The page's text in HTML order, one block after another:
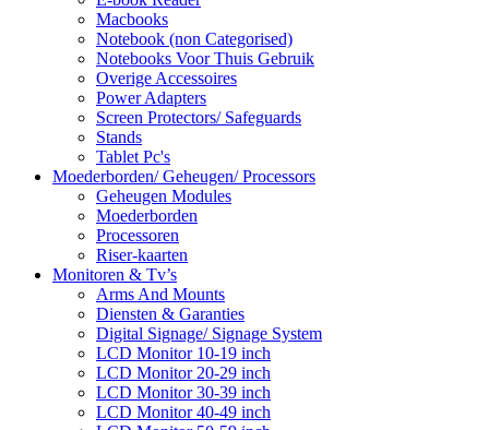
Macbooks
Notebook (non Categorised)
Notebooks Voor Thuis Gebruik
Overige Accessoires
Power Adapters
Screen Protectors/ Safeguards
Stands
Tablet Pc's
Moederborden/ Geheugen/ Processors
Geheugen Modules
Moederborden
Processoren
Riser-kaarten
Monitoren & Tv’s
Arms And Mounts
Diensten & Garanties
Digital Signage/ Signage System
LCD Monitor 10-19 inch
LCD Monitor 20-29 inch
LCD Monitor 30-39 inch
LCD Monitor 40-49 inch